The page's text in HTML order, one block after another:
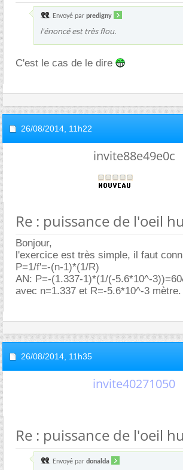
Envoyé par predigny
l'énoncé est très flou.
C'est le cas de le dire
26/08/2014, 11h22
invite88e49e0c
Re : puissance de l'oeil
Bonjour,
l'exercice est très simple, il faut
P=1/f'=-(n-1)*(1/R)
AN: P=-(1.337-1)*(1/(-5.6*10^-
avec n=1.337 et R=-5.6*10^-3 mètre.
26/08/2014, 11h35
invite40271050
Re : puissance de l'oeil
Envoyé par donalda